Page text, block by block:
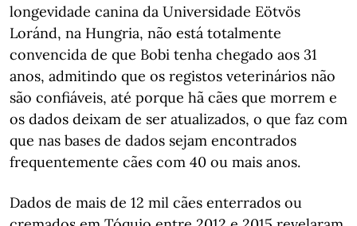
longevidade canina da Universidade Eötvös
Loránd, na Hungria, não está totalmente
convencida de que Bobi tenha chegado aos 31
anos, admitindo que os registos veterinários não
são confiáveis, até porque hã cães que morrem e
os dados deixam de ser atualizados, o que faz com
que nas bases de dados sejam encontrados
frequentemente cães com 40 ou mais anos.
Dados de mais de 12 mil cães enterrados ou